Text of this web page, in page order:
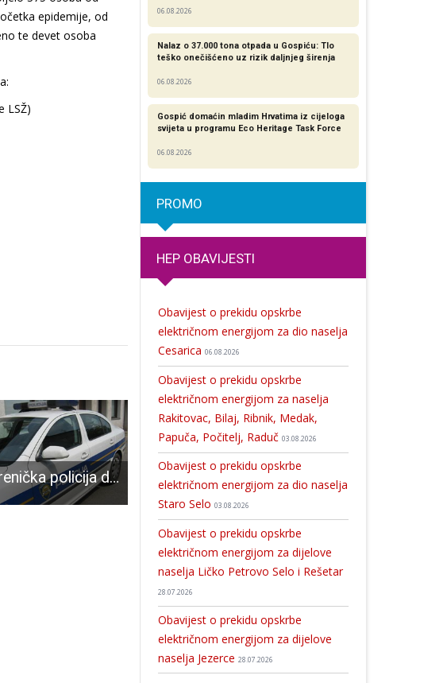
epidemije, od
te devet osoba
LSŽ)
Korenička policija dovršila kriminalističko istraživanje nad “švercerom ljudima”! U kombiju vozio 30 Pakistanaca i jednog Indijca
06.08.2026
Nalaz o 37.000 tona otpada u Gospiću: Tlo
teško onečišćeno uz rizik daljnjeg širenja
06.08.2026
Gospić domaćin mladim Hrvatima iz cijeloga
svijeta u programu Eco Heritage Task Force
06.08.2026
PROMO
HEP OBAVIJESTI
Obavijest o prekidu opskrbe
električnom energijom za dio naselja
Cesarica 06.08.2026
Obavijest o prekidu opskrbe
električnom energijom za naselja
Rakitovac, Bilaj, Ribnik, Medak,
Papuča, Počitelj, Raduč 03.08.2026
Obavijest o prekidu opskrbe
električnom energijom za dio naselja
Staro Selo 03.08.2026
Obavijest o prekidu opskrbe
električnom energijom za dijelove
naselja Ličko Petrovo Selo i Rešetar
28.07.2026
Obavijest o prekidu opskrbe
električnom energijom za dijelove
naselja Jezerce 28.07.2026